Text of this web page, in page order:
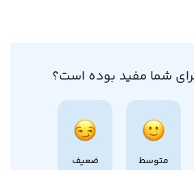
شما مفید بوده است؟
متوسط ضعیف